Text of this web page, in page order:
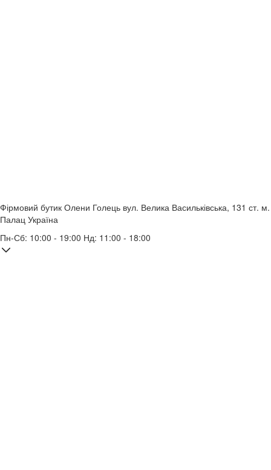
Фірмовий бутик Олени Голець вул. Велика Васильківська, 131 ст. м.
Палац Україна
Пн-Сб: 10:00 - 19:00 Нд: 11:00 - 18:00